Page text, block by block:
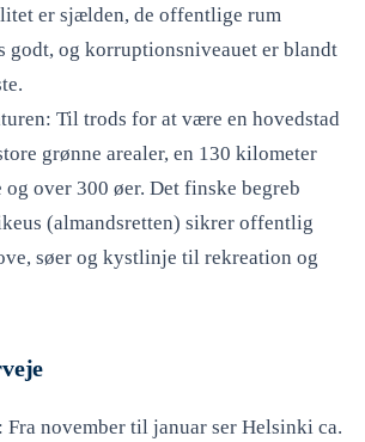
er sjælden, de offentlige rum
godt, og korruptionsniveauet er blandt
Til trods for at være en hovedstad
grønne arealer, en 130 kilometer
over 300 øer. Det finske begreb
(almandsretten) sikrer offentlig
søer og kystlinje til rekreation og
november til januar ser Helsinki ca.